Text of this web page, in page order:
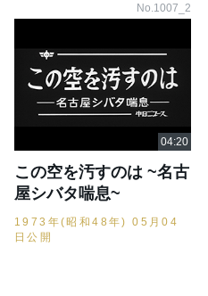
No.1007_2
この空を汚すのは ~名古
屋シバタ喘息~
1973年(昭和48年) 05月04
日公開